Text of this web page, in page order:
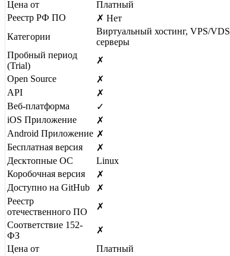
Цена от
Платный
Реестр РФ ПО
✗ Нет
Категории
Виртуальный хостинг, VPS/VDS
серверы
Пробный период
(Trial)
✗
Open Source
✗
API
✗
Веб-платформа
✓
iOS Приложение
✗
Android Приложение ✗
Бесплатная версия
✗
Десктопные ОС
Linux
Коробочная версия
✗
Доступно на GitHub
✗
Реестр
отечественного ПО
✗
Соответствие 152-
ФЗ
✗
Цена от
Платный